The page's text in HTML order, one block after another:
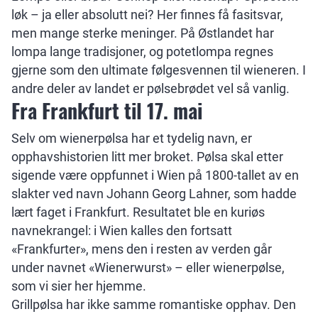
løk – ja eller absolutt nei? Her finnes få fasitsvar,
men mange sterke meninger. På Østlandet har
lompa lange tradisjoner, og potetlompa regnes
gjerne som den ultimate følgesvennen til wieneren. I
andre deler av landet er pølsebrødet vel så vanlig.
Fra Frankfurt til 17. mai
Selv om wienerpølsa har et tydelig navn, er
opphavshistorien litt mer broket. Pølsa skal etter
sigende være oppfunnet i Wien på 1800-tallet av en
slakter ved navn Johann Georg Lahner, som hadde
lært faget i Frankfurt. Resultatet ble en kuriøs
navnekrangel: i Wien kalles den fortsatt
«Frankfurter», mens den i resten av verden går
under navnet «Wienerwurst» – eller wienerpølse,
som vi sier her hjemme.
Grillpølsa har ikke samme romantiske opphav. Den